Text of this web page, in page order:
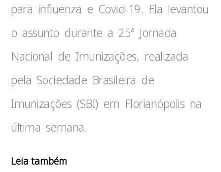
para influenza e Covid-19. Ela levantou
o assunto durante a 25ª Jornada
Nacional de Imunizações, realizada
pela Sociedade Brasileira de
Imunizações (SBI) em Florianópolis na
última semana.
Leia também